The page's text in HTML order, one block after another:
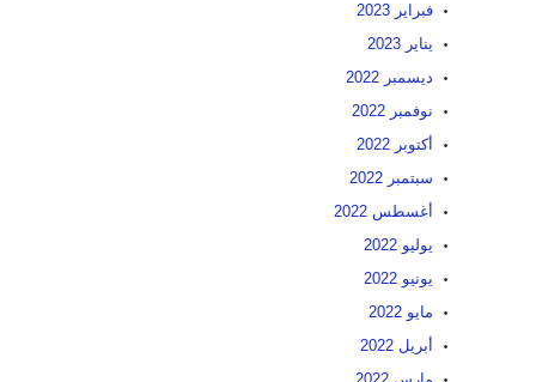
فبراير 2023
يناير 2023
ديسمبر 2022
نوفمبر 2022
أكتوبر 2022
سبتمبر 2022
أغسطس 2022
يوليو 2022
يونيو 2022
مايو 2022
أبريل 2022